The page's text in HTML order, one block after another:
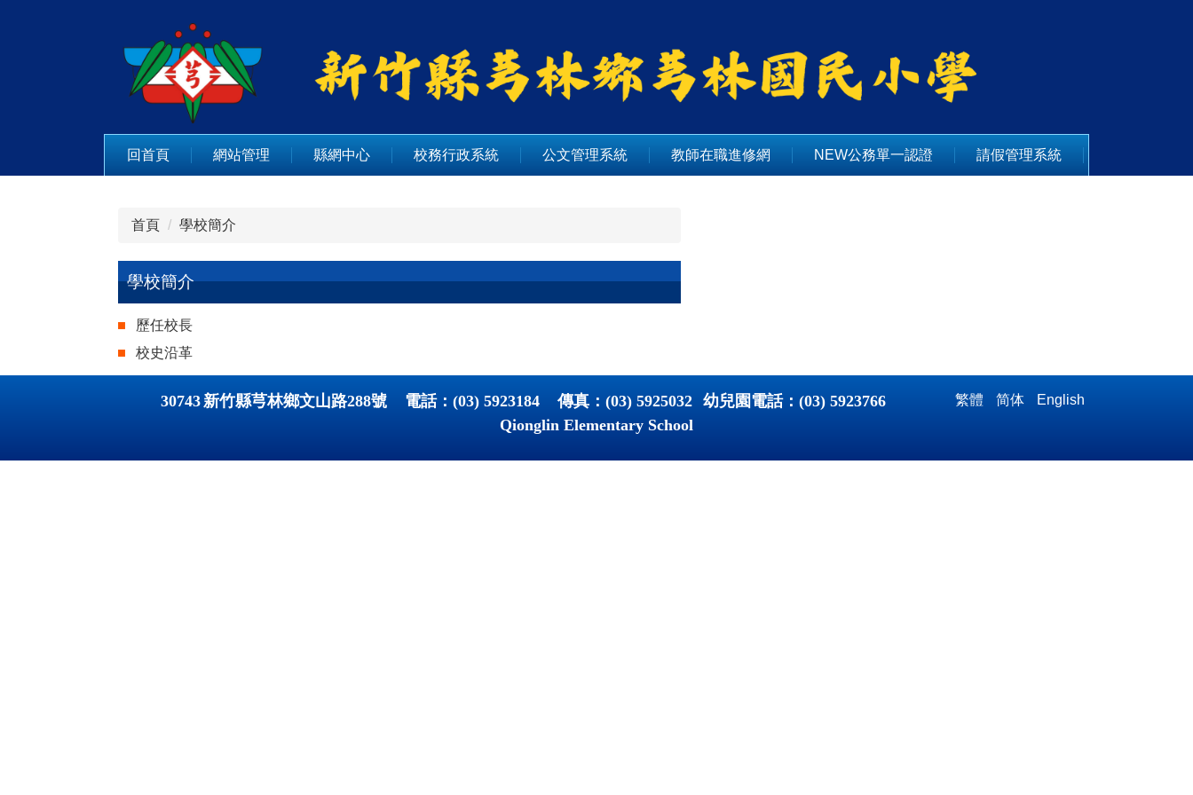
回首頁
網站管理 縣網中心 校務行政系統 公文管理系統 教師在職進修網 NEW公務單一認證 請假管理系統
首頁 學校簡介
學校簡介
歷任校長
校史沿革
繁體 简体 English
30743 新竹縣芎林鄉文山路288號 電話： (03) 5923184傳真： (03) 5925032 幼兒園電話： (03) 5923766
Qionglin Elementary School